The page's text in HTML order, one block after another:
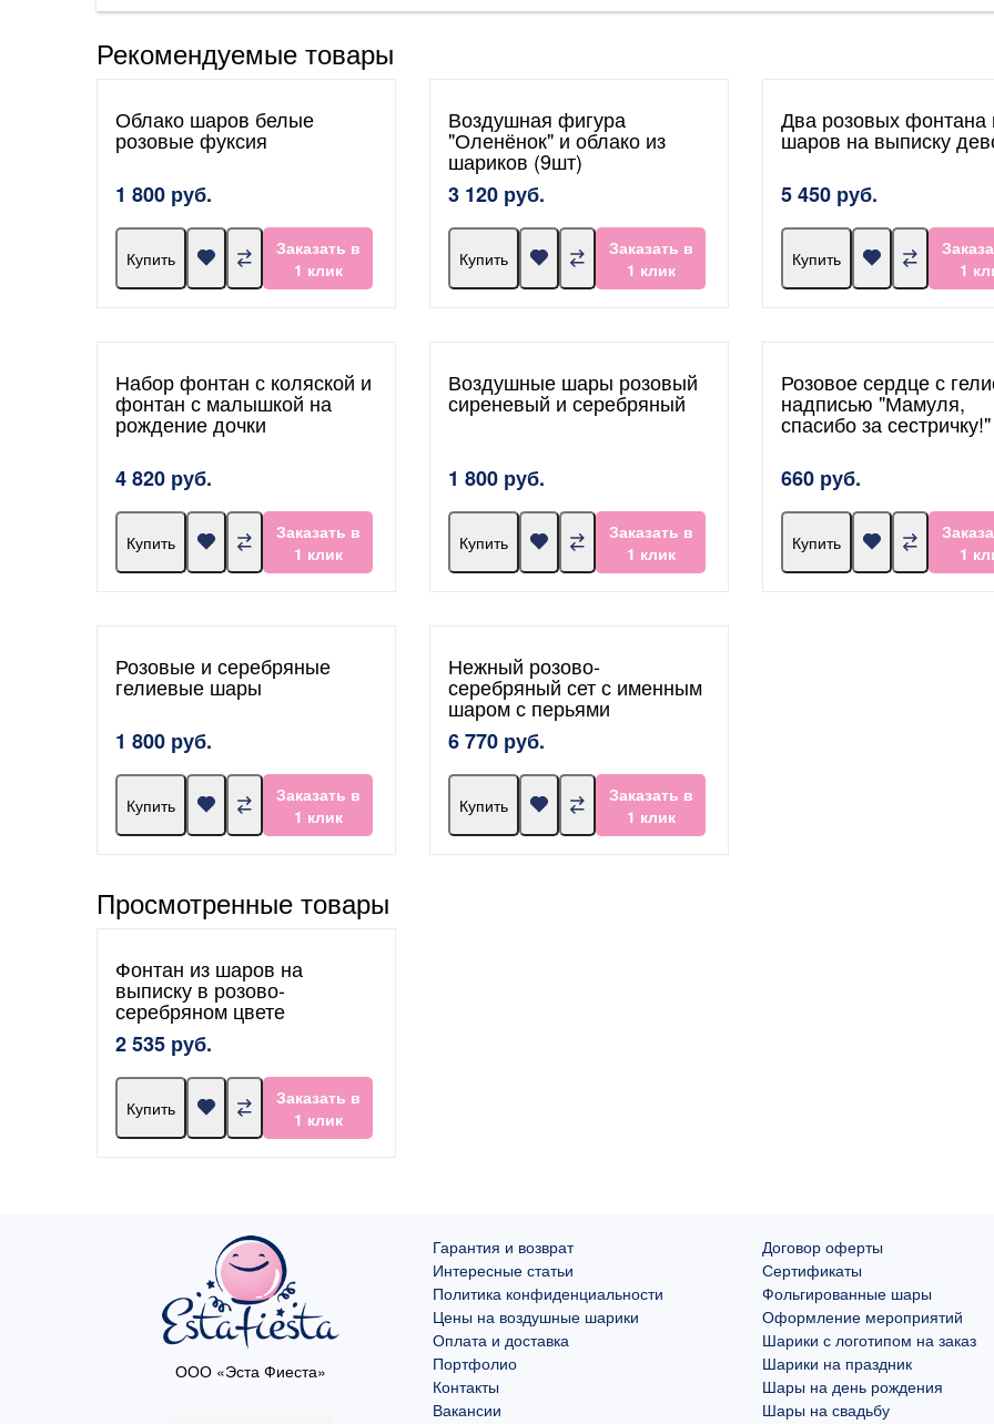
Рекомендуемые товары
Облако шаров белые
розовые фуксия
1 800 руб.
Купить
Заказать в
1 клик
Воздушная фигура
"Оленёнок" и облако из
шариков (9шт)
3 120 руб.
Купить
Заказать в
1 клик
Два розовых фонтана
шаров на выписку
5 450 руб.
Купить
1
Набор фонтан с коляской и
фонтан с малышкой на
рождение дочки
4 820 руб.
Купить
Заказать в
1 клик
Воздушные шары розовый
сиреневый и серебряный
1 800 руб.
Купить
Заказать в
1 клик
Розовое сердце с
надписью "Мамуля,
спасибо за сестричку!"
660 руб.
Купить
1
Розовые и серебряные
гелиевые шары
1 800 руб.
Купить
Заказать в
1 клик
Нежный розово-
серебряный сет с именным
шаром с перьями
6 770 руб.
Купить
Заказать в
1 клик
Просмотренные товары
Фонтан из шаров на
выписку в розово-
серебряном цвете
2 535 руб.
Купить
Заказать в
1 клик
ООО «Эста Фиеста»
Гарантия и возврат
Интересные статьи
Политика конфиденциальности
Цены на воздушные шарики
Оплата и доставка
Портфолио
Контакты
Вакансии
Договор оферты
Сертификаты
Фольгированные шары
Оформление мероприятий
Шарики с логотипом на заказ
Шарики на праздник
Шары на день рождения
Шары на свадьбу